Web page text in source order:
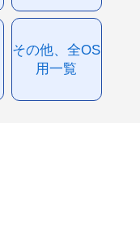
その他、全OS
用一覧